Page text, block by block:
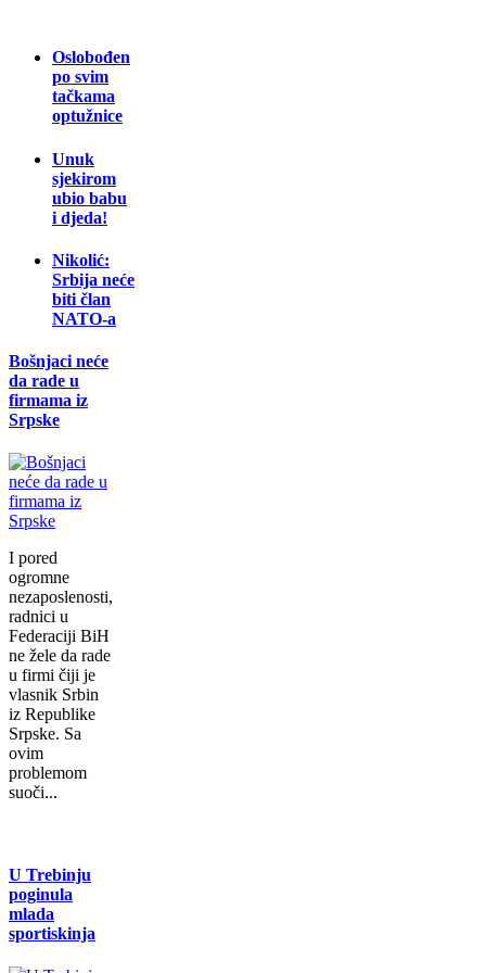
Oslobođen
po svim
tačkama
optužnice
Unuk
sjekirom
ubio babu
i djeda!
Nikolić:
Srbija neće
biti član
NATO-a
Bošnjaci neće
da rade u
firmama iz
Srpske
I pored
ogromne
nezaposlenosti,
radnici u
Federaciji BiH
ne žele da rade
u firmi čiji je
vlasnik Srbin
iz Republike
Srpske. Sa
ovim
problemom
suoči...
U Trebinju
poginula
mlada
sportiskinja